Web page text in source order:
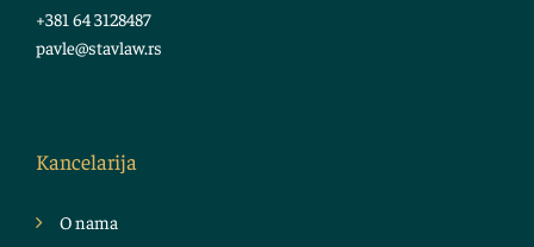
+381 64 3128487
pavle@stavlaw.rs
Kancelarija
O nama